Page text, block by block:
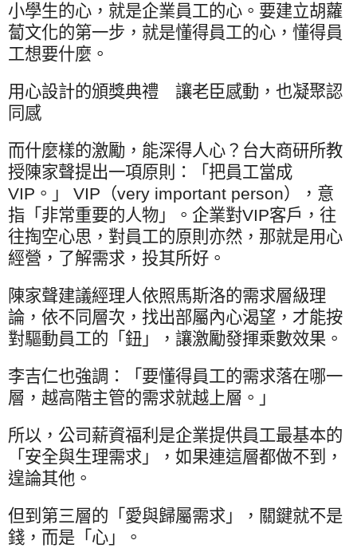
小學生的心，就是企業員工的心。要建立胡蘿
蔔文化的第一步，就是懂得員工的心，懂得員
工想要什麼。
用心設計的頒獎典禮 讓老臣感動，也凝聚認
同感
而什麼樣的激勵，能深得人心？台大商研所教
授陳家聲提出一項原則：「把員工當成
VIP 。」 VIP （very important person），意
指「非常重要的人物」。企業對VIP客戶，往
往掏空心思，對員工的原則亦然，那就是用心
經營，了解需求，投其所好。
陳家聲建議經理人依照馬斯洛的需求層級理
論，依不同層次，找出部屬內心渴望，才能按
對驅動員工的「鈕」，讓激勵發揮乘數效果。
李吉仁也強調：「要懂得員工的需求落在哪一
層，越高階主管的需求就越上層。」
所以，公司薪資福利是企業提供員工最基本的
「安全與生理需求」，如果連這層都做不到，
遑論其他。
但到第三層的「愛與歸屬需求」，關鍵就不是
錢，而是「心」。